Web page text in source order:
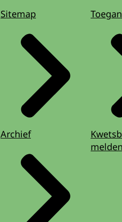
Sitemap
Archief